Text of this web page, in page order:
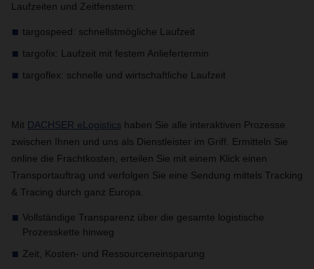
Laufzeiten und Zeitfenstern:
targospeed: schnellstmögliche Laufzeit
targofix: Laufzeit mit festem Anliefertermin
targoflex: schnelle und wirtschaftliche Laufzeit
Mit DACHSER eLogistics haben Sie alle interaktiven Prozesse
zwischen Ihnen und uns als Dienstleister im Griff. Ermitteln Sie
online die Frachtkosten, erteilen Sie mit einem Klick einen
Transportauftrag und verfolgen Sie eine Sendung mittels Tracking
& Tracing durch ganz Europa.
Vollständige Transparenz über die gesamte logistische
Prozesskette hinweg
Zeit, Kosten- und Ressourceneinsparung